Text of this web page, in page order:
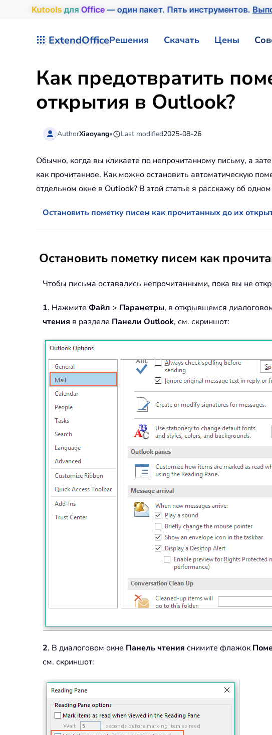
KutoolsдляOffice— один пакет. Пять инструментов.
ExtendOfficeРешения Скачать Цены
Как предотвратить
открытия в Outlook?
AuthorXiaoyang• Last modified2025-08-26
Обычно, когда вы кликаете по непрочитанному письму, а
как прочитанное. Как можно остановить автоматическую
отдельном окне в Outlook? В этой статье я расскажу об
Остановить пометку писем как прочитанных до их
Остановить пометку писем как
Чтобы письма оставались непрочитанными, пока вы не
1. Нажмите Файл > Параметры, в открывшемся
чтения в разделе Панели Outlook, см. скриншот:
2. В диалоговом окне Панель чтения снимите флажок
см. скриншот: